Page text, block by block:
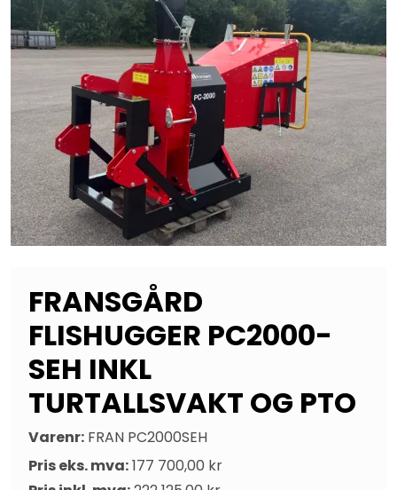
FRANSGÅRD
FLISHUGGER PC2000-
SEH INKL
TURTALLSVAKT OG PTO
Varenr: FRAN PC2000SEH
Pris eks. mva:177 700,00 kr